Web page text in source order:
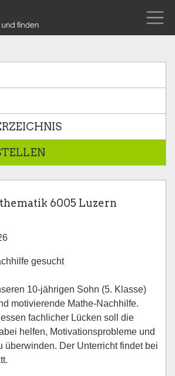
6005 Luzern
gesucht
10-jährigen Sohn (5. Klasse)
motivierende Mathe-Nachhilfe.
fachlicher Lücken soll die
helfen, Motivationsprobleme und
überwinden. Der Unterricht findet bei